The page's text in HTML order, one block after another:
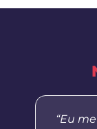
“Eu